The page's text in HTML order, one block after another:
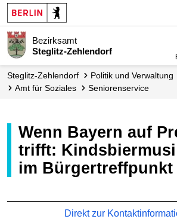
Bezirksamt
Steglitz-Zehlendorf
Steglitz-Zehlendorf Politik und Verwaltung
Amt für Soziales
Senioren­service
Wenn Bayern auf Preußen
trifft:
im Bürgertreffpunkt
Direkt zur